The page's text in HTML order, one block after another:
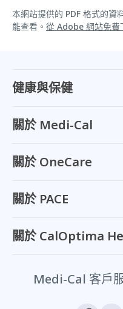
本網站提供的 PDF 格式的
能查看。 從 Adobe 網站免
健康與保健
關於 Medi-Cal
關於 OneCare
關於 PACE
關於 CalOptima
Medi-Cal 客戶